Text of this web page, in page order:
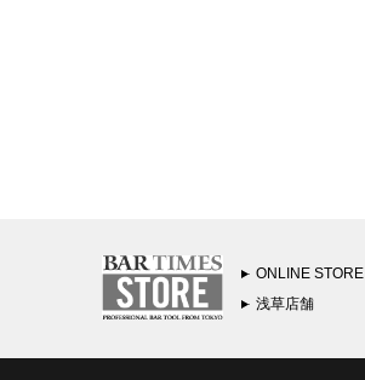
ONLINE STORE
浅草店舗